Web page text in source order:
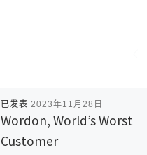
已发表 2023年11月28日
Wordon, World’s Worst
Customer